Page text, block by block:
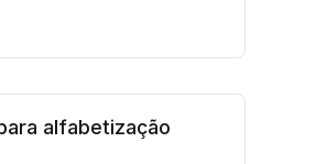
alfabetização